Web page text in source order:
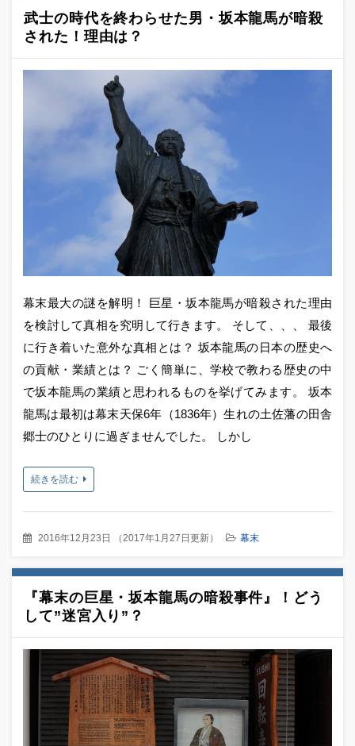
武士の時代を終わらせた男・坂本龍馬が暗殺
された！理由は？
幕末最大の謎を解明！ 巨星・坂本龍馬が暗殺された理由
を検討して真相を究明して行きます。 そして、、、 最後
に行き着いた意外な真相とは？ 坂本龍馬の日本の歴史へ
の貢献・業績とは？ ごく簡単に、学校で教わる歴史の中
で坂本龍馬の業績と思われるものを挙げてみます。 坂本
龍馬は最初は幕末天保6年（1836年）生れの土佐藩の田舎
郷士のひとりに過ぎませんでした。 しかし
続きを読む
2016年12月23日 （2017年1月27日更新） 幕末
『幕末の巨星・坂本龍馬の暗殺事件』！どう
して”迷宮入り”？